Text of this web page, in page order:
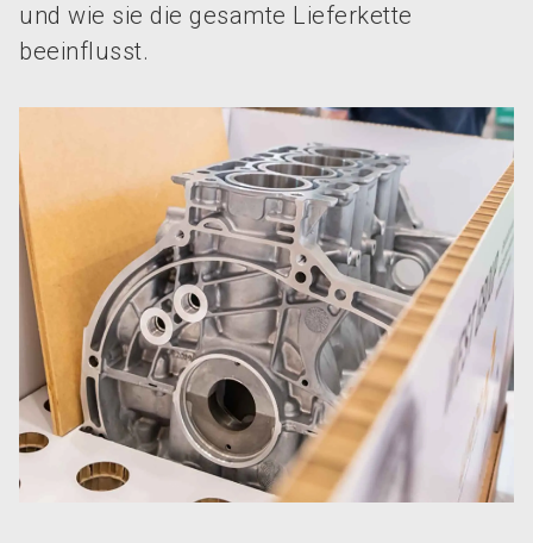
und wie sie die gesamte Lieferkette
beeinflusst.